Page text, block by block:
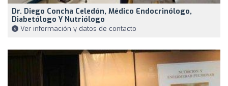
Dr. Diego Concha Celedón, Médico Endocrinólogo,
Diabetólogo Y Nutriólogo
Ver información y datos de contacto